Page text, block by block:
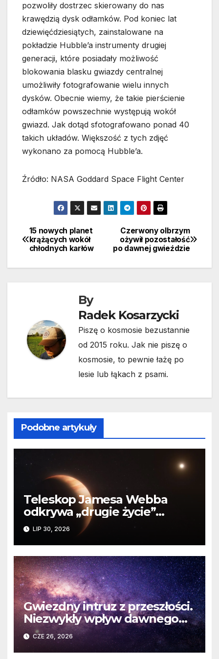
pozwoliły dostrzec skierowany do nas
krawędzią dysk odłamków. Pod koniec lat
dziewięćdziesiątych, zainstalowane na
pokładzie Hubble’a instrumenty drugiej
generacji, które posiadały możliwość
blokowania blasku gwiazdy centralnej
umożliwiły fotografowanie wielu innych
dysków. Obecnie wiemy, że takie pierścienie
odłamków powszechnie występują wokół
gwiazd. Jak dotąd sfotografowano ponad 40
takich układów. Większość z tych zdjęć
wykonano za pomocą Hubble’a.
Źródło: NASA Goddard Space Flight Center
Nawigacja
wpisu
Czerwony olbrzym
ożywił pozostałość
po dawnej gwieździe
15 nowych planet
krążących wokół
chłodnych karłów
By
Radek Kosarzycki
Piszę o kosmosie bezustannie
od 2015 roku. Jak nie piszę o
kosmosie, to pewnie łażę po
lesie lub łąkach z psami.
Podobne artykuły
Teleskop Jamesa Webba
odkrywa „drugie życie”
planety krążącej wokół
martwej gwiazdy
LIP 30, 2026
Gwiezdny intruz z przeszłości.
Niezwykły wpływ dawnego
spotkania na komety Układu
Słonecznego
CZE 26, 2026